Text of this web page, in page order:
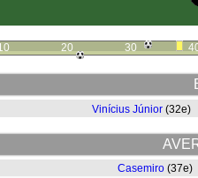
20 30
Vinícius Júnior (32e)
Casemiro (37e)